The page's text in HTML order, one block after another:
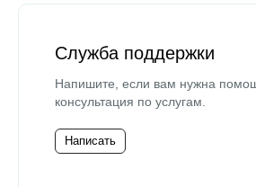
Служба поддержки
Напишите, если вам нужна
консультация по услугам.
Написать